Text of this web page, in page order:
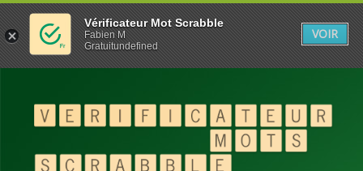
Vérificateur Mot Scrabble
Fabien M
Gratuitundefined
VOIR